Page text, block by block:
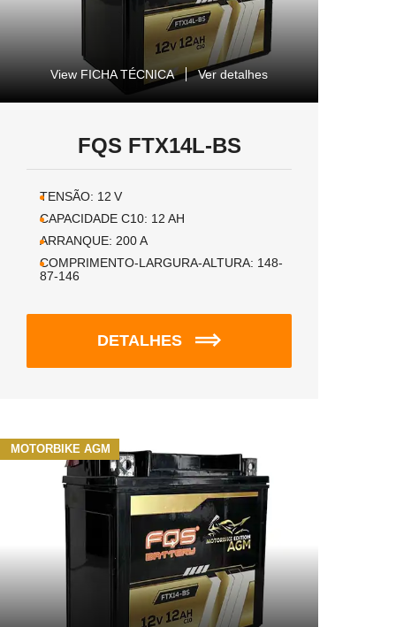
View FICHA TÉCNICA Ver detalhes
FQS FTX14L-BS
TENSÃO: 12 V
CAPACIDADE C10: 12 AH
ARRANQUE: 200A
COMPRIMENTO-LARGURA-ALTURA: 148-
87-146
DETALHES
MOTORBIKE AGM